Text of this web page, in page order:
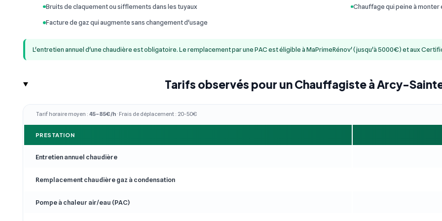
Bruits de claquement ou sifflements dans les tuyaux Chauffage qui peine à
Facture de gaz qui augmente sans changement d'usage
L'entretien annuel d'une chaudière est obligatoire. Le remplacement par une PAC est éligible à MaPrimeRénov' (jusqu'à 5000€) et aux
Tarifs observés pour un Chauffagiste à Arcy-
Tarif horaire moyen :45–85€/h · Frais de déplacement : 20-50€
PRESTATION
Entretien annuel chaudière
Remplacement chaudière gaz à condensation
Pompe à chaleur air/eau (PAC)